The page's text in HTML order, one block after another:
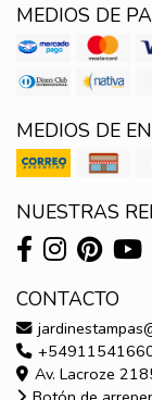
MEDIOS DE
MEDIOS DE
NUESTRAS
CONTACTO
Av. Lacroze